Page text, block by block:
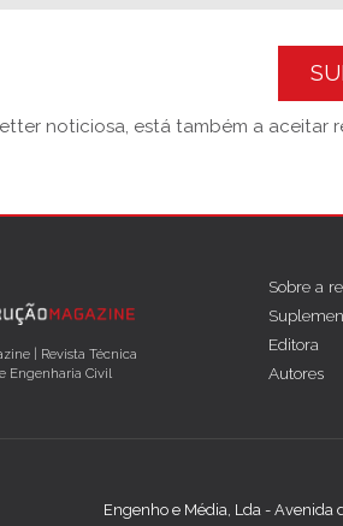
noticiosa, está também a aceitar
| Revista Técnica
Engenharia Civil
Sobre a
Editora
Autores
Engenho e Média, Lda -